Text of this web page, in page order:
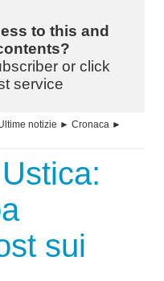
to this and
or click
service
notizie ► Cronaca ►
sui